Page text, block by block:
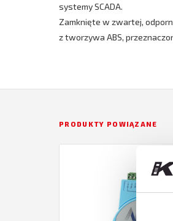
systemy SCADA.
Zamknięte w zwartej,
z tworzywa ABS,
PRODUKTY POWIĄZANE